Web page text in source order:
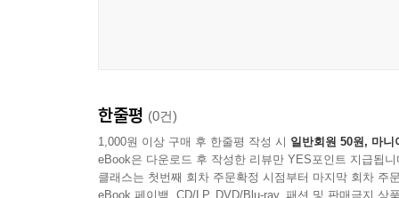
한줄평 (0건)
1,000원 이상 구매 후 한줄평 작성 시 일반회원 50원, 마니
eBook은 다운로드 후 작성한 리뷰만 YES포인트 지급됩니
클래스는 첫번째 회차 주문확정 시점부터 마지막 회차 주
eBook 페이백, CD/LP, DVD/Blu-ray, 패션 및 판매금지 상